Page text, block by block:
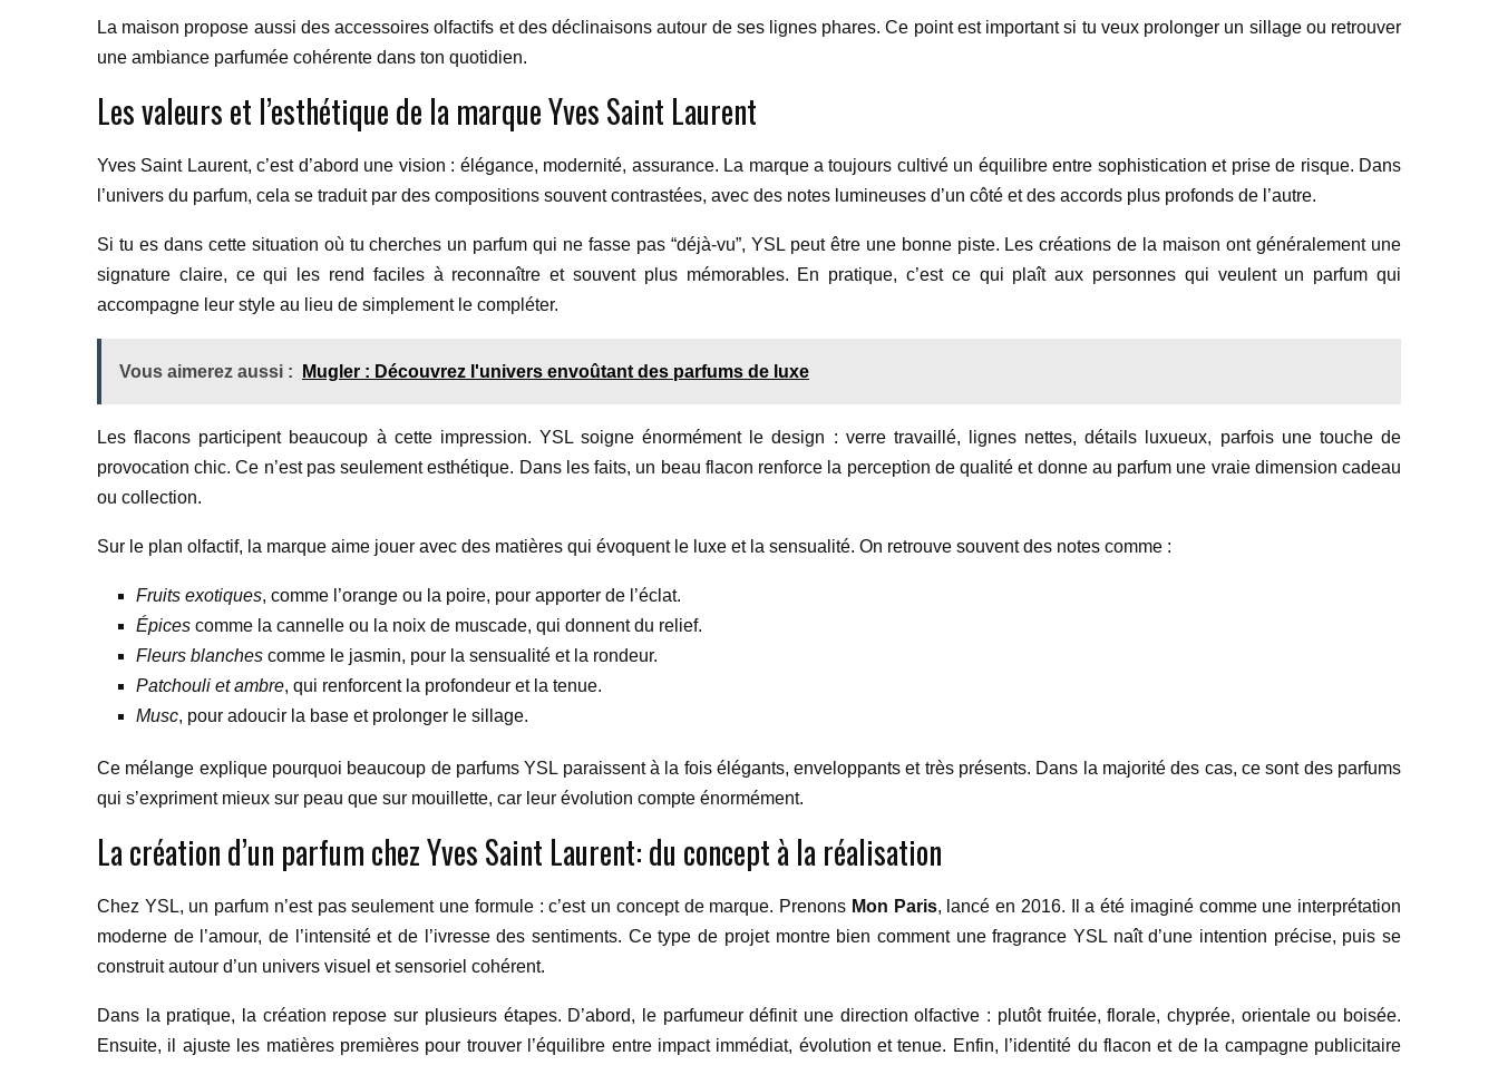
La maison propose aussi des accessoires olfactifs et des déclinaisons autour de ses lignes phares. Ce point est important si tu veux prolonger un sillage ou retrouver
une ambiance parfumée cohérente dans ton quotidien.
Les valeurs et l’esthétique de la marque Yves Saint Laurent
Yves Saint Laurent, c’est d’abord une vision : élégance, modernité, assurance. La marque a toujours cultivé un équilibre entre sophistication et prise de risque. Dans
l’univers du parfum, cela se traduit par des compositions souvent contrastées, avec des notes lumineuses d’un côté et des accords plus profonds de l’autre.
Si tu es dans cette situation où tu cherches un parfum qui ne fasse pas “déjà-vu”, YSL peut être une bonne piste. Les créations de la maison ont généralement une
signature claire, ce qui les rend faciles à reconnaître et souvent plus mémorables. En pratique, c’est ce qui plaît aux personnes qui veulent un parfum qui
accompagne leur style au lieu de simplement le compléter.
Vous aimerez aussi : Mugler : Découvrez l'univers envoûtant des parfums de luxe
Les flacons participent beaucoup à cette impression. YSL soigne énormément le design : verre travaillé, lignes nettes, détails luxueux, parfois une touche de
provocation chic. Ce n’est pas seulement esthétique. Dans les faits, un beau flacon renforce la perception de qualité et donne au parfum une vraie dimension cadeau
ou collection.
Sur le plan olfactif, la marque aime jouer avec des matières qui évoquent le luxe et la sensualité. On retrouve souvent des notes comme :
Fruits exotiques, comme l’orange ou la poire, pour apporter de l’éclat.
Épices comme la cannelle ou la noix de muscade, qui donnent du relief.
Fleurs blanches comme le jasmin, pour la sensualité et la rondeur.
Patchouli et ambre, qui renforcent la profondeur et la tenue.
Musc, pour adoucir la base et prolonger le sillage.
Ce mélange explique pourquoi beaucoup de parfums YSL paraissent à la fois élégants, enveloppants et très présents. Dans la majorité des cas, ce sont des parfums
qui s’expriment mieux sur peau que sur mouillette, car leur évolution compte énormément.
La création d’un parfum chez Yves Saint Laurent: du concept à la réalisation
Chez YSL, un parfum n’est pas seulement une formule : c’est un concept de marque. Prenons Mon Paris, lancé en 2016. Il a été imaginé comme une interprétation
moderne de l’amour, de l’intensité et de l’ivresse des sentiments. Ce type de projet montre bien comment une fragrance YSL naît d’une intention précise, puis se
construit autour d’un univers visuel et sensoriel cohérent.
Dans la pratique, la création repose sur plusieurs étapes. D’abord, le parfumeur définit une direction olfactive : plutôt fruitée, florale, chyprée, orientale ou boisée.
Ensuite, il ajuste les matières premières pour trouver l’équilibre entre impact immédiat, évolution et tenue. Enfin, l’identité du flacon et de la campagne publicitaire